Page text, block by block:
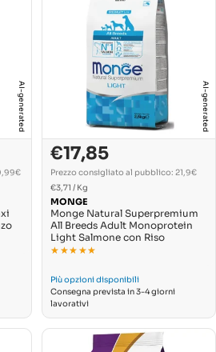
AI-generated AI-generated
Prezzo
di
vendita
€17,85
normale
Prezzo consigliato al pubblico: 21,9€
PREZZO
UNITARIO
€3,71 / Per
Kg
MONGE
Monge Natural Superpremium
All Breeds Adult Monoprotein
Light Salmone con Riso
★★★★★
★★★★★
Più opzioni disponibili
Consegna prevista in 3-4 giorni
lavorativi